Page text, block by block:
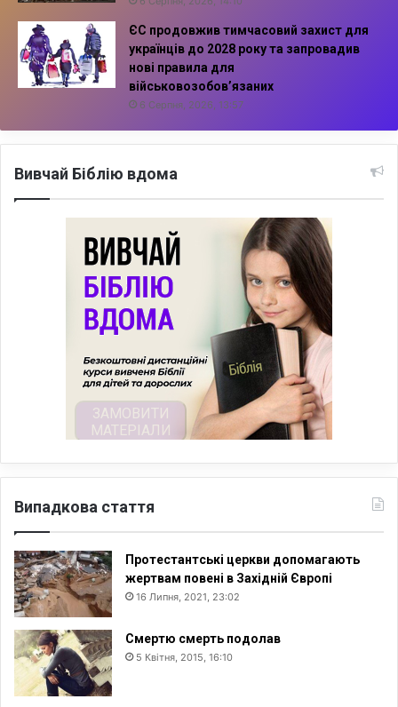
ЄС продовжив тимчасовий захист для
українців до 2028 року та запровадив
нові правила для
військовозобов’язаних
6 Серпня, 2026, 13:57
Вивчай Біблію вдома
Випадкова стаття
Протестантські церкви допомагають
жертвам повені в Західній Європі
16 Липня, 2021, 23:02
Смертю смерть подолав
5 Квітня, 2015, 16:10